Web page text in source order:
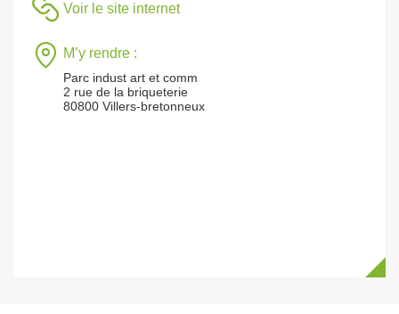
Voir le site internet
M’y rendre :
Parc indust art et comm
2 rue de la briqueterie
80800 Villers-bretonneux